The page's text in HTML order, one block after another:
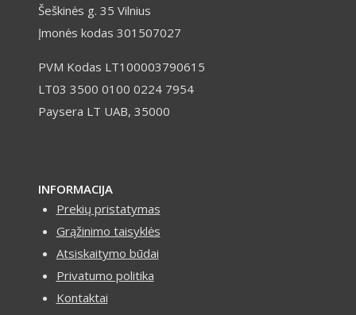
Šeškinės g. 35 Vilnius
Įmonės kodas 301507027
PVM Kodas LT100003790615
LT03 3500 0100 0224 7954
Paysera LT UAB, 35000
INFORMACIJA
Prekių pristatymas
Grąžinimo taisyklės
Atsiskaitymo būdai
Privatumo politika
Kontaktai